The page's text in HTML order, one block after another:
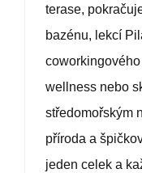
terase,
bazénu, lekcí
wellness nebo
středomořským
příroda a
jeden celek a